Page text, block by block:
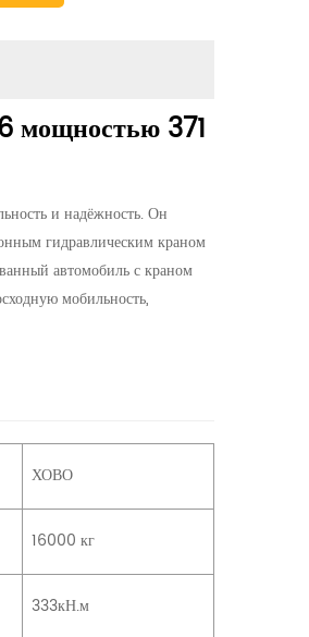
мощностью 371
и надёжность. Он
гидравлическим краном
автомобиль с краном
мобильность,
ХОВО
16000 кг
333кН.м